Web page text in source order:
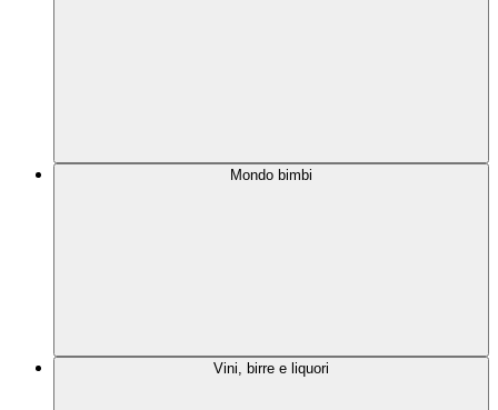
Mondo bimbi
Vini, birre e liquori